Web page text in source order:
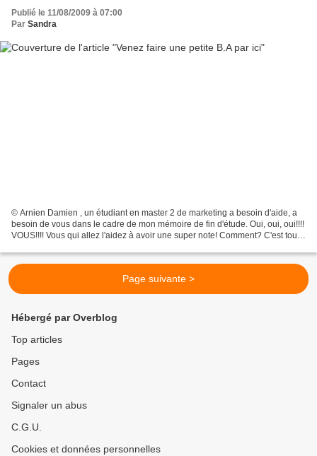
Publié le 11/08/2009 à 07:00
Par Sandra
© Arnien Damien , un étudiant en master 2 de marketing a besoin d'aide, a
besoin de vous dans le cadre de mon mémoire de fin d'étude. Oui, oui, oui!!!!
VOUS!!!! Vous qui allez l'aidez à avoir une super note! Comment? C'est tout
Page suivante >
Hébergé par Overblog
Top articles
Pages
Contact
Signaler un abus
C.G.U.
Cookies et données personnelles